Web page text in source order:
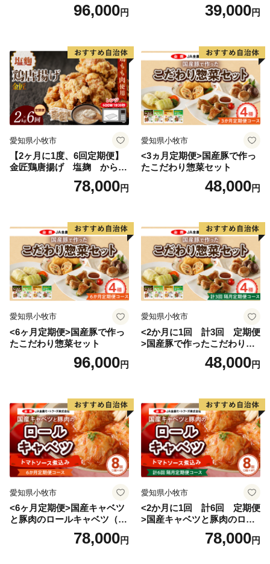
96,000円 39,000円
愛知県小牧市
【2ヶ月に1度、6回定期便】
金匠鶏唐揚げ 塩麹 からあ
78,000円
愛知県小牧市
<3ヵ月定期便>国産豚で作っ
たこだわり惣菜セット
48,000円
愛知県小牧市
<6ヶ月定期便>国産豚で作っ
たこだわり惣菜セット
96,000円
愛知県小牧市
<2か月に1回 計3回 定期便
>国産豚で作ったこだわり惣
48,000円
愛知県小牧市
<6ヶ月定期便>国産キャベツ
と豚肉のロールキャベツ（4P
78,000円
愛知県小牧市
<2か月に1回 計6回 定期便
>国産キャベツと豚肉のロー
ルキャベツ（4P入り）
78,000円